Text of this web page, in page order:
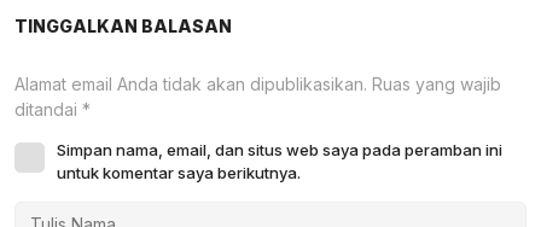
TINGGALKAN BALASAN
Alamat email Anda tidak akan dipublikasikan. Ruas yang wajib
ditandai *
Simpan nama, email, dan situs web saya pada peramban ini
untuk komentar saya berikutnya.